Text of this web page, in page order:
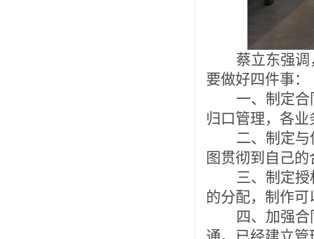
蔡立东强
要做好四件事：
一、 制定
归口管理，各
二、制定
图贯彻到自己
三、制定
的分配，制作
四、加强